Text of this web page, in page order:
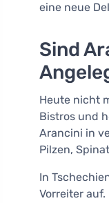
eine neue
Sind
Heute nicht
Bistros und
Arancini in
Pilzen,
In
Vorreiter